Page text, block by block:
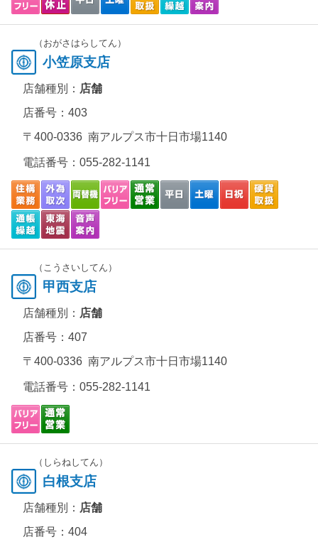
（おがさはらしてん）
小笠原支店
店舗種別： 店舗
店番号：403
〒400-0336 南アルプス市十日市場1140
電話番号： 055-282-1141
（こうさいしてん）
甲西支店
店舗種別： 店舗
店番号：407
〒400-0336 南アルプス市十日市場1140
電話番号： 055-282-1141
（しらねしてん）
白根支店
店舗種別： 店舗
店番号：404